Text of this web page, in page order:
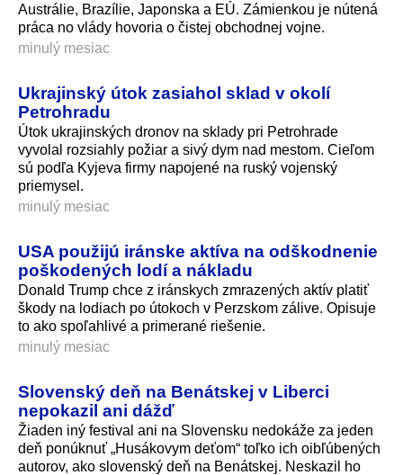
Austrálie, Brazílie, Japonska a EÚ. Zámienkou je nútená
práca no vlády hovoria o čistej obchodnej vojne.
minulý mesiac
Ukrajinský útok zasiahol sklad v okolí
Petrohradu
Útok ukrajinských dronov na sklady pri Petrohrade
vyvolal rozsiahly požiar a sivý dym nad mestom. Cieľom
sú podľa Kyjeva firmy napojené na ruský vojenský
priemysel.
minulý mesiac
USA použijú iránske aktíva na odškodnenie
poškodených lodí a nákladu
Donald Trump chce z iránskych zmrazených aktív platiť
škody na lodiach po útokoch v Perzskom zálive. Opisuje
to ako spoľahlivé a primerané riešenie.
minulý mesiac
Slovenský deň na Benátskej v Liberci
nepokazil ani dážď
Žiaden iný festival ani na Slovensku nedokáže za jeden
deň ponúknuť „Husákovym deťom“ toľko ich oibľúbených
autorov, ako slovenský deň na Benátskej. Neskazil ho